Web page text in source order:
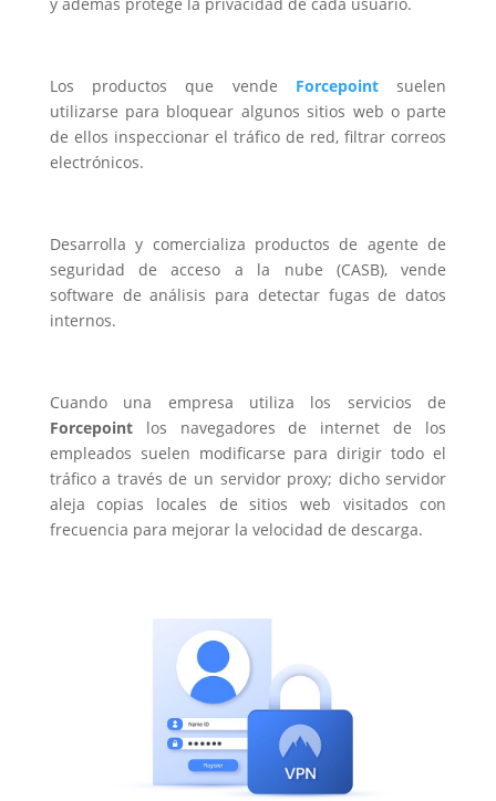
Los productos que vende Forcepointsuelen
utilizarse para bloquear algunos sitios web o parte
de ellos inspeccionar el tráfico de red, filtrar correos
electrónicos.
Desarrolla y comercializa productos de agente de
seguridad de acceso a la nube (CASB), vende
software de análisis para detectar fugas de datos
internos.
Cuando una empresa utiliza los servicios de
Forcepointlos navegadores de internet de los
empleados suelen modificarse para dirigir todo el
tráfico a través de un servidor proxy; dicho servidor
aleja copias locales de sitios web visitados con
frecuencia para mejorar la velocidad de descarga.